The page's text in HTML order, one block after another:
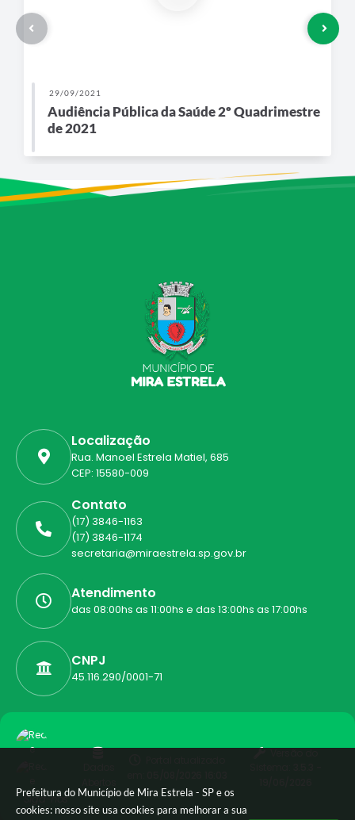
Prefeitura do Município de Mira Estrela - SP e os
cookies: nosso site usa cookies para melhorar a sua
29/09/2021
Audiência Pública da Saúde 2º Quadrimestre
de 2021
Localização
Rua. Manoel Estrela Matiel, 685
CEP: 15580-009
Contato
(17) 3846-1163
(17) 3846-1174
secretaria@miraestrela.sp.gov.br
Atendimento
das 08:00hs as 11:00hs e das 13:00hs as 17:00hs
CNPJ
45.116.290/0001-71
Siga-nos